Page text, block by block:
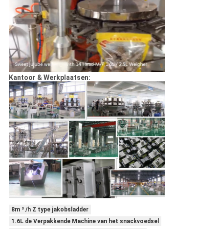
Kantoor & Werkplaatsen:
8m ³ /h Z type jakobsladder
1.6L de Verpakkende Machine van het snackvoedsel